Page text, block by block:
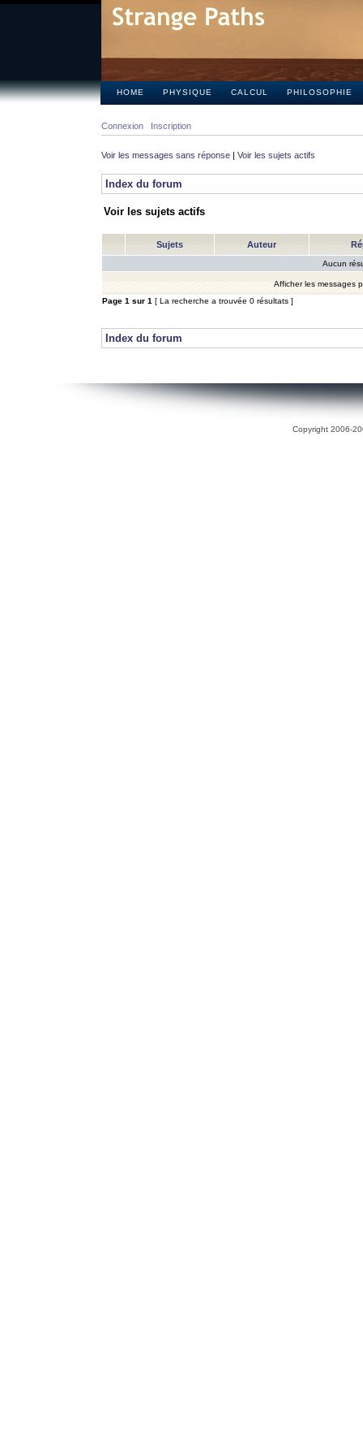
HOME PHYSIQUE CALCUL PHILOSOPHIE
Connexion Inscription
Voir les messages sans réponse | Voir les sujets actifs
Index du forum
Voir les sujets actifs
Sujets Auteur
Aucun
Afficher les messages
Page 1 sur 1 [ La recherche a trouvée 0 résultats ]
Index du forum
Copyright 2006-